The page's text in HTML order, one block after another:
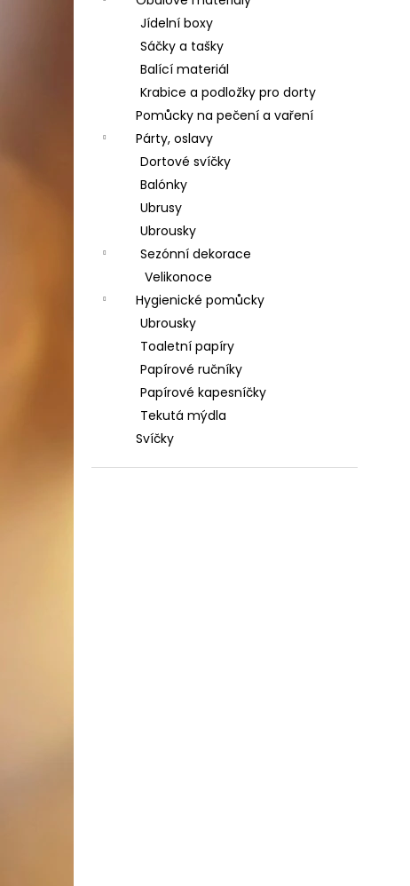
Jídelní boxy
Sáčky a tašky
Balící materiál
Krabice a podložky pro dorty
Pomůcky na pečení a vaření
Párty, oslavy
Dortové svíčky
Balónky
Ubrusy
Ubrousky
Sezónní dekorace
Velikonoce
Hygienické pomůcky
Ubrousky
Toaletní papíry
Papírové ručníky
Papírové kapesníčky
Tekutá mýdla
Svíčky